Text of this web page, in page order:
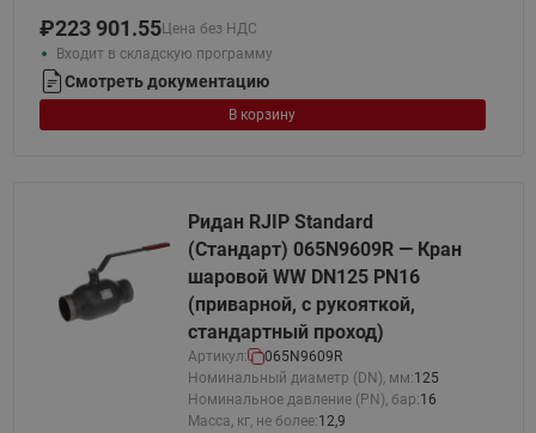
₽223 901.55Цена без НДС
Входит в складскую программу
Смотреть документацию
В корзину
Ридан RJIP Standard
(Стандарт) 065N9609R — Кран
шаровой WW DN125 PN16
(приварной, с рукояткой,
стандартный проход)
Артикул:
065N9609R
Номинальный диаметр (DN), мм:125
Номинальное давление (PN), бар:16
Масса, кг, не более:12,9